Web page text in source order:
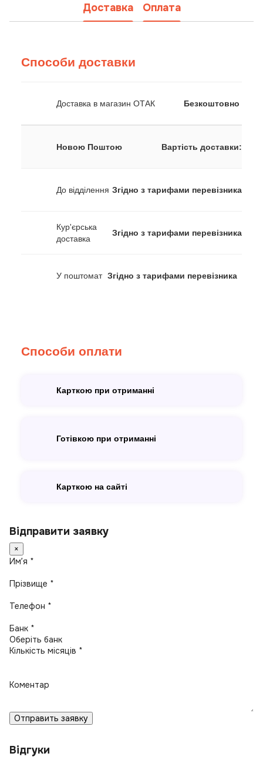
Доставка Оплата
Способи доставки
Доставка в магазин ОТАК Безкоштовно
Новою Поштою Вартість доставки:
До відділення Згідно з тарифами перевізника
Кур'єрська
доставка
Згідно з тарифами перевізника
У поштомат Згідно з тарифами перевізника
Способи оплати
Карткою при отриманні
Готівкою при отриманні
Карткою на сайті
Відправити заявку
×
Имʼя *
Прізвище *
Телефон *
Банк *
Кількість місяців *
Коментар
Отправить заявку
Відгуки